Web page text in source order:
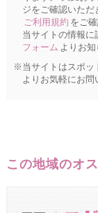
ジをご確認いた
ご利用規約 をご
当サイトの情報
フォーム よりお知
※当サイトはスポッ
よりお気軽にお問
この地域のオ